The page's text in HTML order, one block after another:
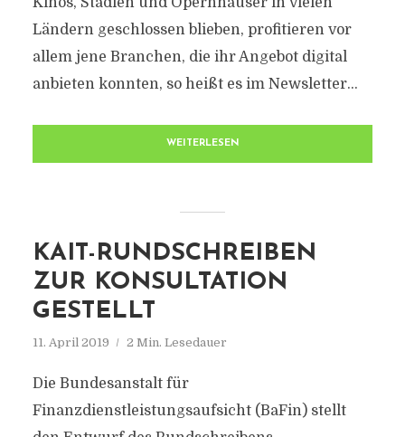
Ländern geschlossen blieben, profitieren vor
allem jene Branchen, die ihr Angebot digital
anbieten konnten, so heißt es im Newsletter...
WEITERLESEN
KAIT-RUNDSCHREIBEN
ZUR KONSULTATION
GESTELLT
11. April 2019 2 Min. Lesedauer
Die Bundesanstalt für
Finanzdienstleistungsaufsicht (BaFin) stellt